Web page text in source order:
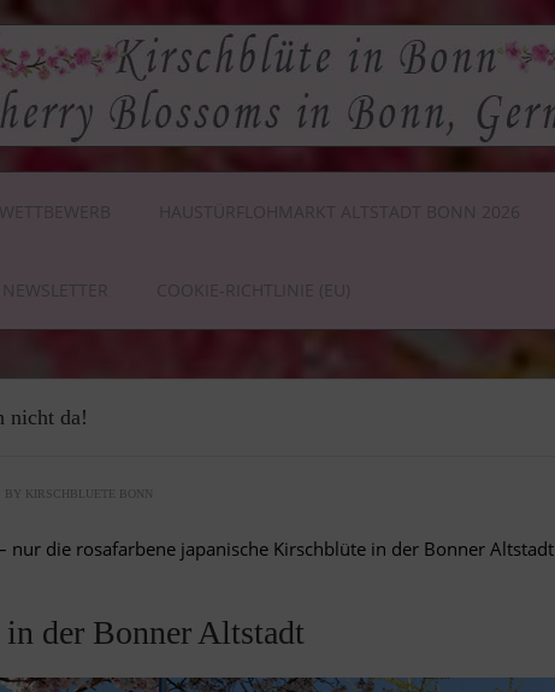
HAUSTÜRFLOHMARKT ALTSTADT BONN 2026
NEWSLETTER COOKIE-RICHTLINIE (EU)
nicht da!
BY KIRSCHBLUETE BONN
nur die rosafarbene japanische Kirschblüte in der Bonner Altstadt
der Bonner Altstadt